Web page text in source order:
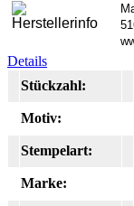
Details
Stückzahl:
Motiv:
Stempelart:
Marke: